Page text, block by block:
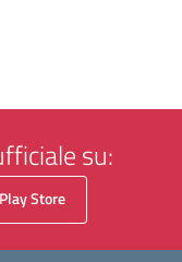
su:
Play Store